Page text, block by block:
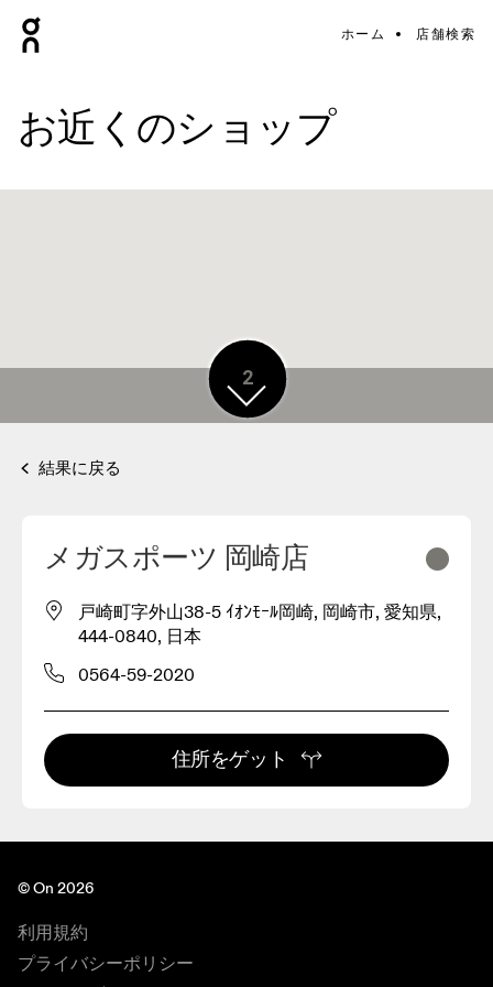
ホーム 店舗検索
お近くのショップ
2
2
結果に戻る
メガスポーツ 岡崎店
戸崎町字外山38-5 ｲｵﾝﾓｰﾙ岡崎, 岡崎市, 愛知県,
444-0840, 日本
0564-59-2020
住所をゲット
© On 2026
利用規約
プライバシーポリシー